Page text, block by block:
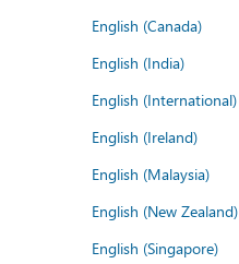
English (Canada)
English (India)
English (International)
English (Ireland)
English (Malaysia)
English (New Zealand)
English (Singapore)